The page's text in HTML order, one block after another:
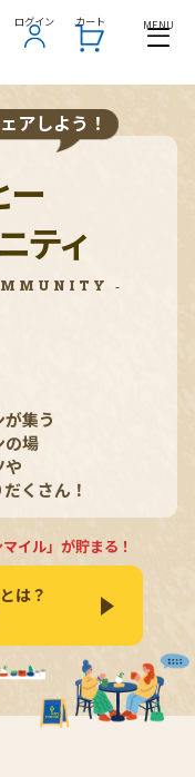
ログイン カート MENU
アしよう！
ー
ティ
‐
集う
の場
や
くさん！
イル」が貯まる！
は？